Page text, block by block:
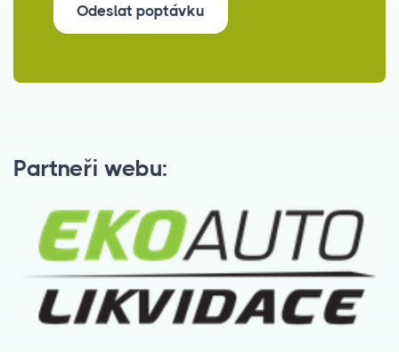
Odeslat poptávku
Partneři webu: